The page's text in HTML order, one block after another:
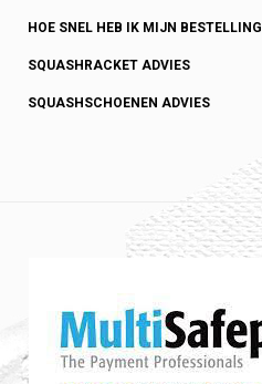
HOE SNEL HEB IK MIJN BESTELLING
SQUASHRACKET ADVIES
SQUASHSCHOENEN ADVIES